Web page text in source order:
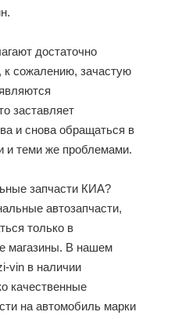
достаточно
сожалению, зачастую
заставляет
и снова обращаться в
и теми же проблемами.
запчасти КИА?
автозапчасти,
только в
магазины. В нашем
vin в наличии
качественные
на автомобиль марки